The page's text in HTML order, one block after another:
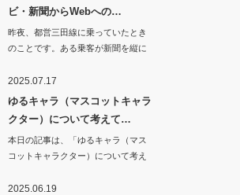
ビ・新聞からWebへの…
昨夜、都営三田線に乗っていたとき
のことです。ある乗客が新聞を縦に
2025.07.17
ゆるキャラ（マスコットキャラ
クター）について考えて…
本日の記事は、「ゆるキャラ（マス
コットキャラクター）について考え
2025.06.19